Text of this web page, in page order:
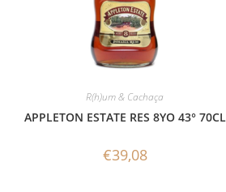
R(h)um & Cachaça
APPLETON ESTATE RES 8YO 43° 70CL
€39,08